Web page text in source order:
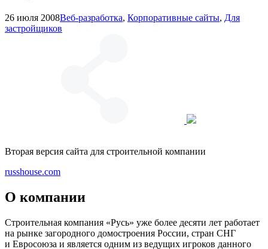
26 июля 2008Веб-разработка, Корпоративные сайты, Для
застройщиков
Вторая версия сайта для строительной компании
russhouse.com
О компании
Строительная компания «Русь» уже более десяти лет работает
на рынке загородного домостроения России, стран СНГ
и Евросоюза и является одним из ведущих игроков данного